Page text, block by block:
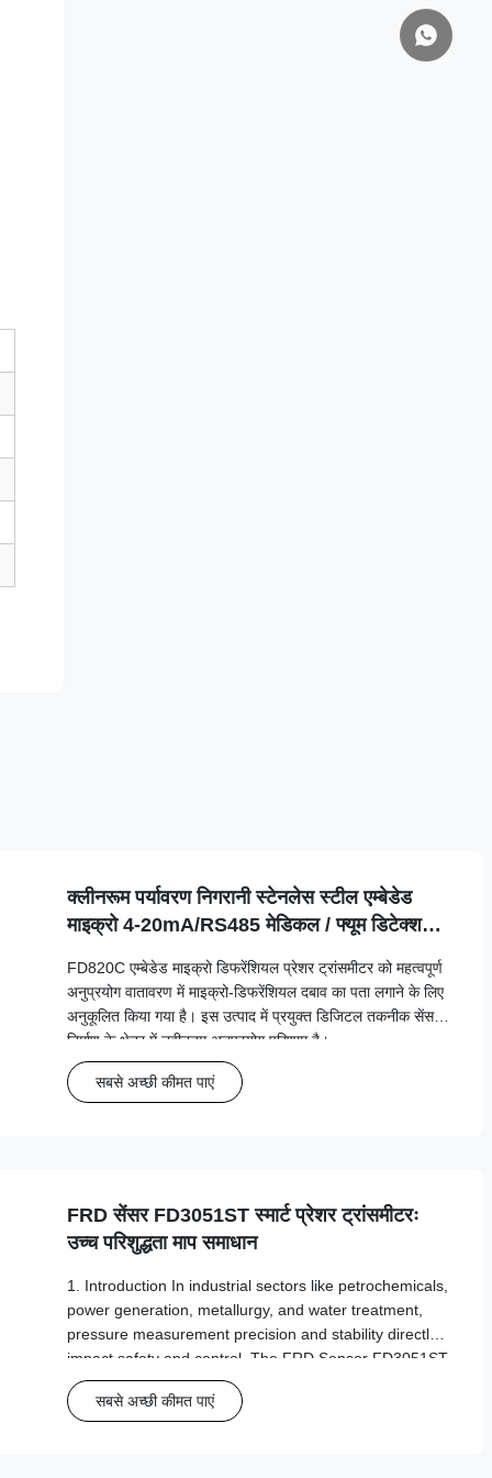
क्लीनरूम पर्यावरण निगरानी स्टेनलेस स्टील एम्बेडेड
माइक्रो 4-20mA/RS485 मेडिकल / फ्यूम डिटेक्शन
FD820C एम्बेडेड माइक्रो डिफरेंशियल प्रेशर ट्रांसमीटर को महत्वपूर्ण
अनुप्रयोग वातावरण में माइक्रो-डिफरेंशियल दबाव का पता लगाने के लिए
अनुकूलित किया गया है। इस उत्पाद में प्रयुक्त डिजिटल तकनीक सेंसर
निर्माण के क्षेत्र में नवीनतम अनुप्रयोग परिणाम है।
सबसे अच्छी कीमत पाएं
FRD सेंसर FD3051ST स्मार्ट प्रेशर ट्रांसमीटरः
उच्च परिशुद्धता माप समाधान
1. Introduction In industrial sectors like petrochemicals,
power generation, metallurgy, and water treatment,
pressure measurement precision and stability directly
impact safety and control. The FRD Sensor FD3051ST
Smart Pressure Transmitter is engineered for wide-
range pressure monitoring. ...
सबसे अच्छी कीमत पाएं